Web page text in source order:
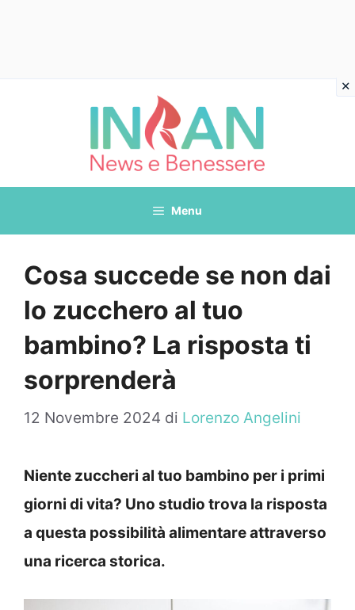
Menu
Cosa succede se non dai
lo zucchero al tuo
bambino? La risposta ti
sorprenderà
12 Novembre 2024 di Lorenzo Angelini
Niente zuccheri al tuo bambino per i primi
giorni di vita? Uno studio trova la risposta
a questa possibilità alimentare attraverso
una ricerca storica.